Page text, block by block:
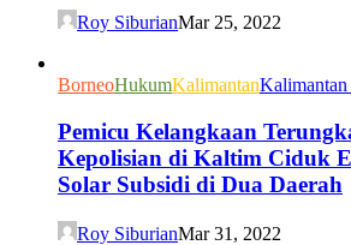
Roy SiburianMar 25, 2022
BorneoHukumKalimantan
Pemicu Kelangkaan
Kepolisian di Kaltim Ciduk
Solar Subsidi di Dua Daerah
Roy SiburianMar 31, 2022